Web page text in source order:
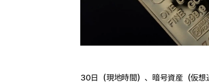
30日（現地時間）、暗号資産（仮